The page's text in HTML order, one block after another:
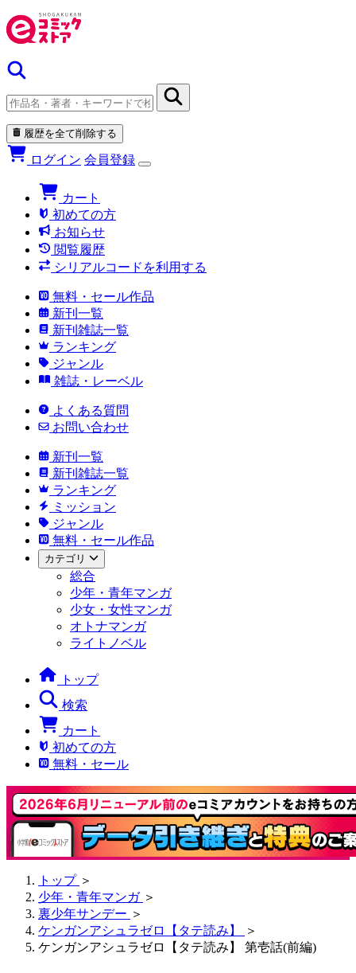
履歴を全て削除する
ログイン 会員登録
カート
初めての方
お知らせ
閲覧履歴
シリアルコードを利用する
無料・セール作品
新刊一覧
新刊雑誌一覧
ランキング
ジャンル
雑誌・レーベル
よくある質問
お問い合わせ
新刊一覧
新刊雑誌一覧
ランキング
ミッション
ジャンル
無料・セール作品
カテゴリ
総合
少年・青年マンガ
少女・女性マンガ
オトナマンガ
ライトノベル
トップ
検索
カート
初めての方
無料・セール
トップ ＞
少年・青年マンガ ＞
裏少年サンデー ＞
ケンガンアシュラゼロ【タテ読み】
＞
ケンガンアシュラゼロ【タテ読み】 第壱話(前編)